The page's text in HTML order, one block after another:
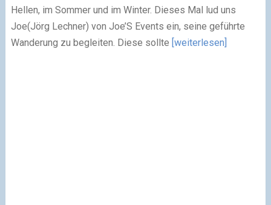
Hellen, im Sommer und im Winter. Dieses Mal lud uns
Joe(Jörg Lechner) von Joe’S Events ein, seine geführte
Wanderung zu begleiten. Diese sollte [weiterlesen]